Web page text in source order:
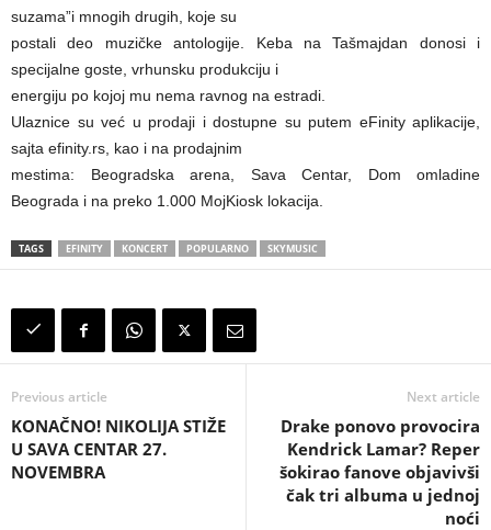
suzama”i mnogih drugih, koje su
postali deo muzičke antologije. Keba na Tašmajdan donosi i
specijalne goste, vrhunsku produkciju i
energiju po kojoj mu nema ravnog na estradi.
Ulaznice su već u prodaji i dostupne su putem eFinity aplikacije,
sajta efinity.rs, kao i na prodajnim
mestima: Beogradska arena, Sava Centar, Dom omladine
Beograda i na preko 1.000 MojKiosk lokacija.
TAGS EFINITY KONCERT POPULARNO SKYMUSIC
Previous article
KONAČNO! NIKOLIJA STIŽE
U SAVA CENTAR 27.
NOVEMBRA
Next article
Drake ponovo provocira
Kendrick Lamar? Reper
šokirao fanove objavivši
čak tri albuma u jednoj
noći